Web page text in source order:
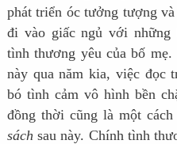
phát triển óc tưởng tượng
đi vào giấc ngủ với những
tình thương yêu của bố
này qua năm kia, việc đọc
bó tình cảm vô hình bền
đồng thời cũng là một
sách sau này. Chính tình